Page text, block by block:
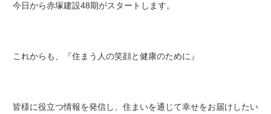
今日から赤塚建設48期がスタートします。
これからも、『住まう人の笑顔と健康のために』
皆様に役立つ情報を発信し、住まいを通じて幸せをお届けしたい